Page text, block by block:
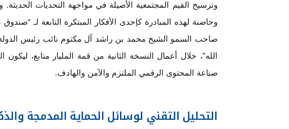
وترسيخ القيم المجتمعية الأصيلة في مواجهة التحديات الحديثة.
وحاضنة لهذه المبادرة كإحدى الأفكار المبتكرة التابعة لـ
صاحب السمو الشيخ محمد بن راشد آل مكتوم نائب رئيس
الله”، خلال أعمال النسخة الثانية من قمة المليار متابع، ليكون
صناعة المحتوى الرقمي الملتزم والآمن والهادف.
التحليل التقني لوسائل الحماية المدمجة